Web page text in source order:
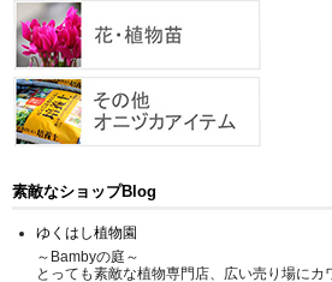
素敵なショップBlog
ゆくはし植物園
～Bambyの庭～
とっても素敵な植物専門店、広い売り場にカ